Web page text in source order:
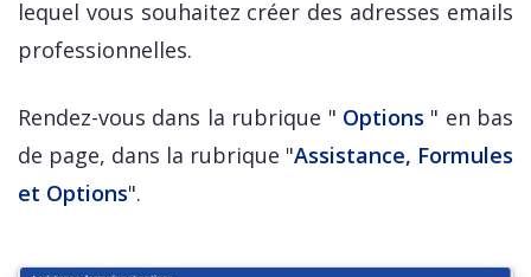
lequel vous souhaitez créer des adresses emails
professionnelles.
Rendez-vous dans la rubrique " Options " en bas
de page, dans la rubrique "Assistance, Formules
et Options".